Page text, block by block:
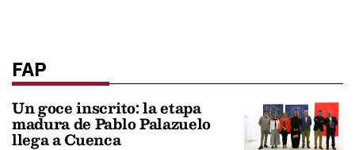
FAP
Un goce inscrito: la etapa
madura de Pablo Palazuelo
llega a Cuenca